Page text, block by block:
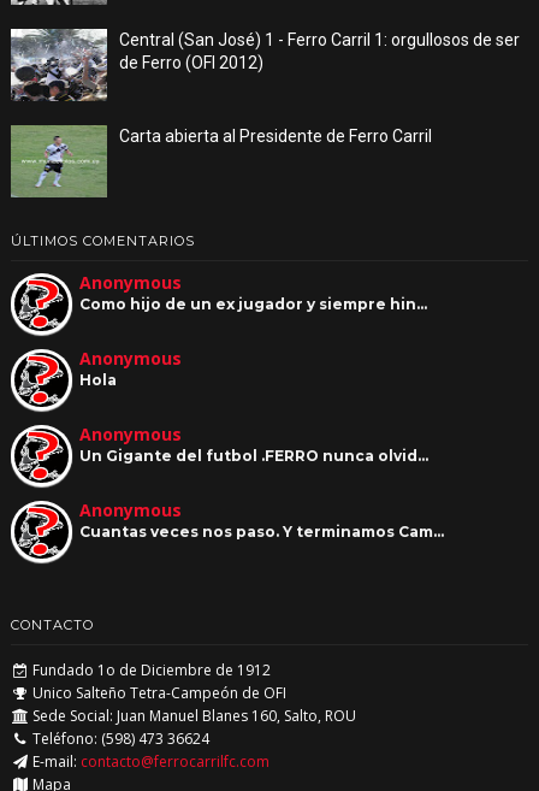
Central (San José) 1 - Ferro Carril 1: orgullosos de ser
de Ferro (OFI 2012)
Carta abierta al Presidente de Ferro Carril
ÚLTIMOS COMENTARIOS
Anonymous
Como hijo de un ex jugador y siempre hin…
Anonymous
Hola
Anonymous
Un Gigante del futbol .FERRO nunca olvid…
Anonymous
Cuantas veces nos paso. Y terminamos Cam…
CONTACTO
Fundado 1o de Diciembre de 1912
Unico Salteño Tetra-Campeón de OFI
Sede Social: Juan Manuel Blanes 160, Salto, ROU
Teléfono: (598) 473 36624
E-mail: contacto@ferrocarrilfc.com
Mapa